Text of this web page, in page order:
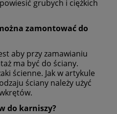
grubych i ciężkich
zamontować do
aby przy zamawianiu
ma być do ściany.
ścienne. Jak w artykule
ściany należy użyć
do karniszy?